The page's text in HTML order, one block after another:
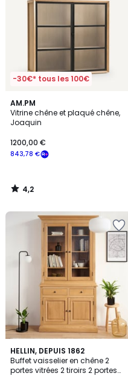
place
-30€* tous les 100€
AM.PM
Vitrine chêne et plaqué chêne,
Joaquin
843,78 €
1200,00 €
4,2
/ 5
4,2
/
HELLIN, DEPUIS 1862
Buffet vaisselier en chêne 2
portes vitrées 2 tiroirs 2 portes